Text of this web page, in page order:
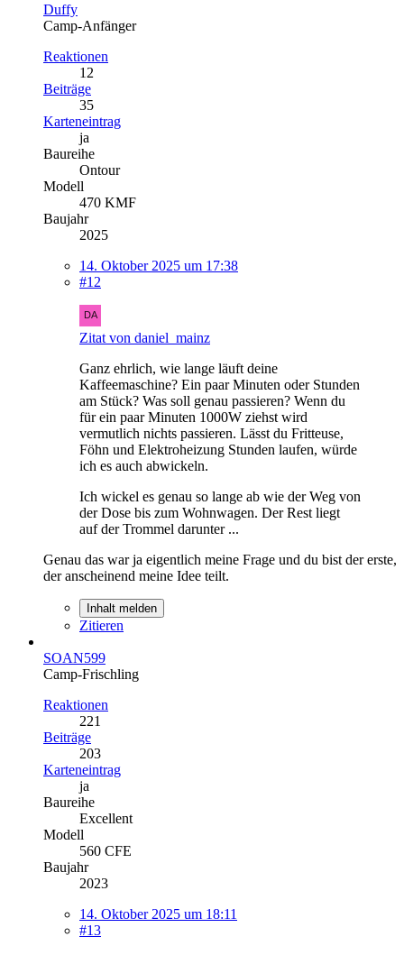
Duffy
Camp-Anfänger
Reaktionen
12
Beiträge
35
Karteneintrag
ja
Baureihe
Ontour
Modell
470 KMF
Baujahr
2025
14. Oktober 2025 um 17:38
#12
Zitat von daniel_mainz
Ganz ehrlich, wie lange läuft deine
Kaffeemaschine? Ein paar Minuten oder Stunden
am Stück? Was soll genau passieren? Wenn du
für ein paar Minuten 1000W ziehst wird
vermutlich nichts passieren. Lässt du Fritteuse,
Föhn und Elektroheizung Stunden laufen, würde
ich es auch abwickeln.
Ich wickel es genau so lange ab wie der Weg von
der Dose bis zum Wohnwagen. Der Rest liegt
auf der Trommel darunter ...
Genau das war ja eigentlich meine Frage und du bist der erste,
der anscheinend meine Idee teilt.
Inhalt melden
Zitieren
SOAN599
Camp-Frischling
Reaktionen
221
Beiträge
203
Karteneintrag
ja
Baureihe
Excellent
Modell
560 CFE
Baujahr
2023
14. Oktober 2025 um 18:11
#13